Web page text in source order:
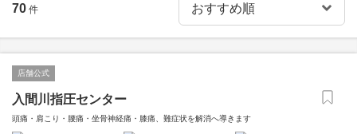
70 件
店舗公式
入間川指圧センター
頭痛・肩こり・腰痛・坐骨神経痛・膝痛、難症状を解消へ導きます